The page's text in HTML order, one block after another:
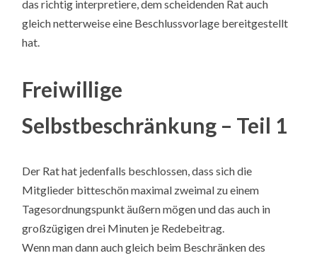
das richtig interpretiere, dem scheidenden Rat auch
gleich netterweise eine Beschlussvorlage bereitgestellt
hat.
Freiwillige
Selbstbeschränkung – Teil 1
Der Rat hat jedenfalls beschlossen, dass sich die
Mitglieder bitteschön maximal zweimal zu einem
Tagesordnungspunkt äußern mögen und das auch in
großzügigen drei Minuten je Redebeitrag.
Wenn man dann auch gleich beim Beschränken des